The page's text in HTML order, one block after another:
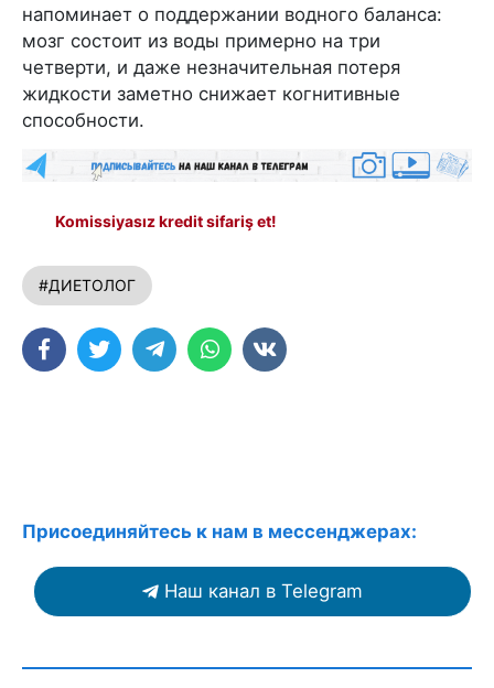
напоминает о поддержании водного баланса:
мозг состоит из воды примерно на три
четверти, и даже незначительная потеря
жидкости заметно снижает когнитивные
способности.
Komissiyasız kredit sifariş et!
#ДИЕТОЛОГ
Присоединяйтесь к нам в мессенджерах:
Наш канал в Telegram